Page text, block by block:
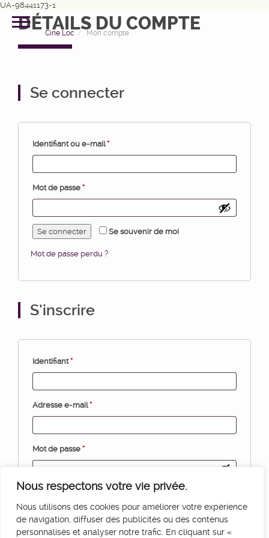
Nous respectons votre vie privée.
Nous utilisons des cookies pour améliorer votre expérience
de navigation, diffuser des publicités ou des contenus
personnalisés et analyser notre trafic. En cliquant sur «
UA-98441173-1
Cine Loc Mon compte
DÉTAILS DU COMPTE
Se connecter
Identifiant ou e-mail*
Mot de passe *
Se souvenir de moi
Se connecter
Mot de passe perdu ?
S’inscrire
Identifiant*
Adresse e-mail*
Mot de passe *
S’inscrire